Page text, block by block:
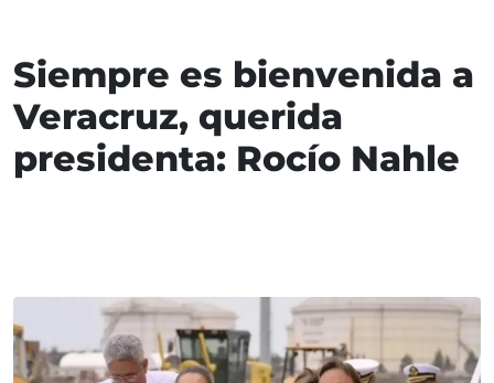
Siempre es bienvenida a
Veracruz, querida
presidenta: Rocío Nahle